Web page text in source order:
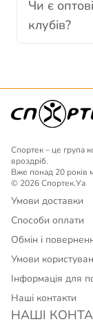
Чи є
клубів?
Спортек – це група
вроздріб.
Вже понад 20 років
© 2026 Спортек.Уа
Умови доставки
Способи оплати
Обмін і
Умови
Інформація для
Наші контакти
НАШІ